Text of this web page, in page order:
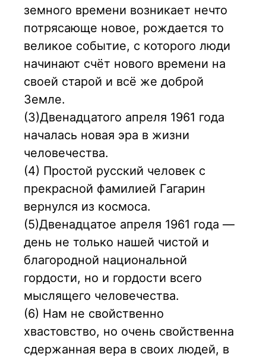
земного времени возникает нечто
потрясающе новое, рождается то
великое событие, с которого люди
начинают счёт нового времени на
своей старой и всё же доброй
Земле.
(3)Двенадцатого апреля 1961 года
началась новая эра в жизни
человечества.
(4) Простой русский человек с
прекрасной фамилией Гагарин
вернулся из космоса.
(5)Двенадцатое апреля 1961 года —
день не только нашей чистой и
благородной национальной
гордости, но и гордости всего
мыслящего человечества.
(6) Нам не свойственно
хвастовство, но очень свойственна
сдержанная вера в своих людей, в